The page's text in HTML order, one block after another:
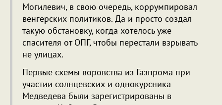
Могилевич, в свою очередь, коррумпировал
венгерских политиков. Да и просто создал
такую обстановку, когда хотелось уже
спасителя от ОПГ, чтобы перестали взрывать
не улицах.
Первые схемы воровства из Газпрома при
участии солнцевских и однокурсника
Медведева были зарегистрированы в